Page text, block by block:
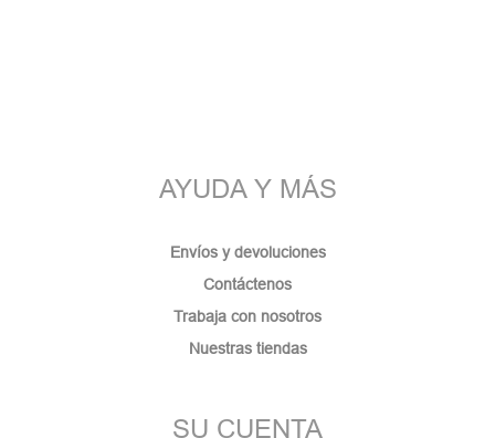
AYUDA Y MÁS
Envíos y devoluciones
Contáctenos
Trabaja con nosotros
Nuestras tiendas
SU CUENTA